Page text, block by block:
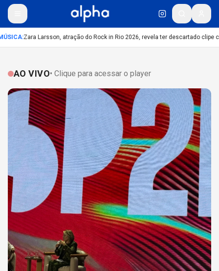
:Zara Larsson, atração do Rock in Rio 2026, revela ter descartado clipe
AO VIVO• Clique para acessar o player